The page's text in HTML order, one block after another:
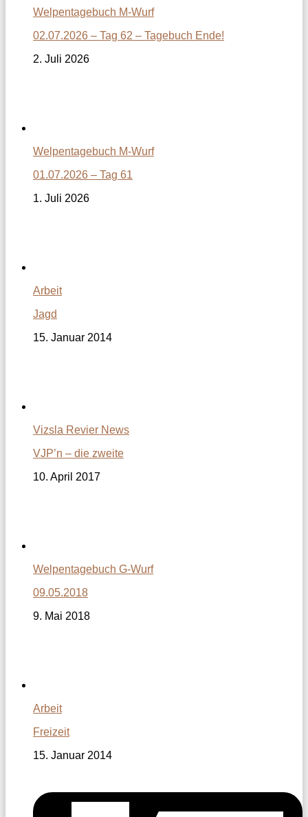
Welpentagebuch M-Wurf
02.07.2026 – Tag 62 – Tagebuch Ende!
2. Juli 2026
Welpentagebuch M-Wurf
01.07.2026 – Tag 61
1. Juli 2026
Arbeit
Jagd
15. Januar 2014
Vizsla Revier News
VJP’n – die zweite
10. April 2017
Welpentagebuch G-Wurf
09.05.2018
9. Mai 2018
Arbeit
Freizeit
15. Januar 2014